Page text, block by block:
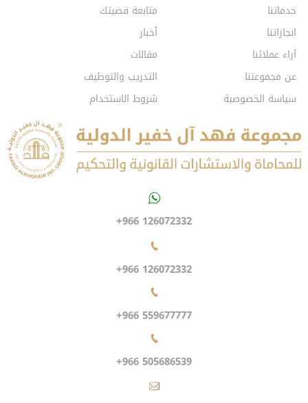
خدماتنا
انجازاتنا
آراء عملائنا
عن مجموعتنا
سياسة الخصوصية
متابعة قضيتك
أخبار
مقالات
التدريب والتوظيف
شروط الاستخدام
+966 126072332
+966 126072332
+966 559677777
+966 505686539